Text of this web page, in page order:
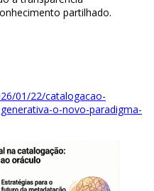
partilhado.
01/22/catalogacao-
o-novo-paradigma-